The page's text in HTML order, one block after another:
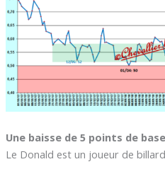
Une baisse de 5 points de
Le Donald est un joueur de